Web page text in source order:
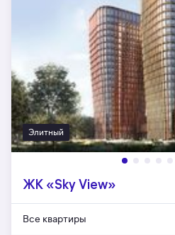
Элитный
ЖК «Sky View»
Все квартиры